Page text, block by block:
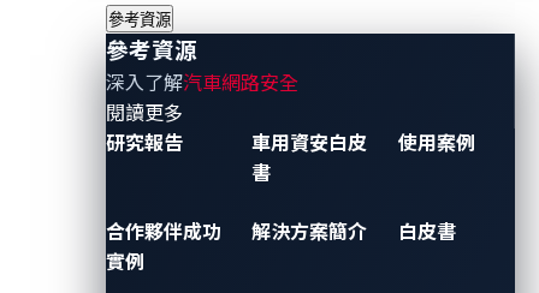
參考資源
參考資源
深入了解汽車網路安全
閱讀更多
研究報告
車用資安白皮
書
使用案例
合作夥伴成功
實例
解決方案簡介 白皮書